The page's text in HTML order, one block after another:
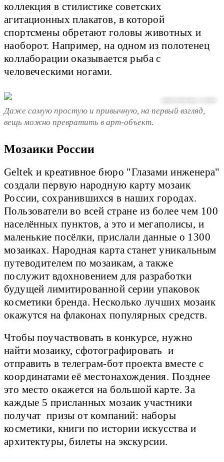
коллекция в стилистике советских
агитационных плакатов, в которой
спортсмены обретают головы животных и
наоборот. Например, на одном из полотенец
коллаборации оказывается рыба с
человеческими ногами.
предоставлено пресс-службой
Даже самую простую и привычную, на первый взгляд,
вещь можно превратить в арт-объект.
Мозаики России
Geltek и креативное бюро "Глазами инженера"
создали первую народную карту мозаик
России, сохранившихся в наших городах.
Пользователи во всей стране из более чем 100
населённых пунктов, а это и мегаполисы, и
маленькие посёлки, прислали данные о 1300
мозаиках. Народная карта станет уникальным
путеводителем по мозаикам, а также
послужит вдохновением для разработки
будущей лимитированной серии упаковок
косметики бренда. Несколько лучших мозаик
окажутся на флаконах популярных средств.
Чтобы поучаствовать в конкурсе, нужно
найти мозаику, сфотографировать и
отправить в телеграм-бот проекта вместе с
координатами её местонахождения. Позднее
это место окажется на большой карте. За
каждые 5 присланных мозаик участники
получат призы от компаний: наборы
косметики, книги по истории искусства и
архитектуры, билеты на экскурсии.